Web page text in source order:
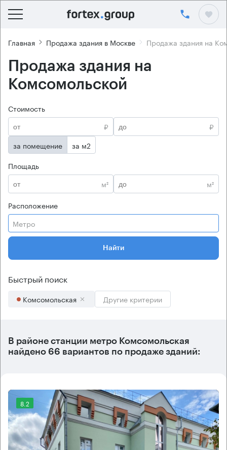
Главная Продажа здания в Москве Продажа здания на
Продажа здания на
Комсомольской
Стоимость
₽
₽
за помещение
за м2
Площадь
м²
м²
Расположение
Метро
Найти
Быстрый поиск
Комсомольская Другие критерии
В районе станции метро Комсомольская
найдено 66 вариантов по продаже зданий:
8.2